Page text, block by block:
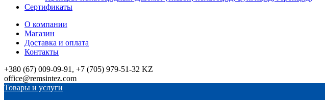
Сертификаты
О компании
Магазин
Доставка и оплата
Контакты
+380 (67) 009-09-91, +7 (705) 979-51-32 KZ
office@remsintez.com
Товары и услуги